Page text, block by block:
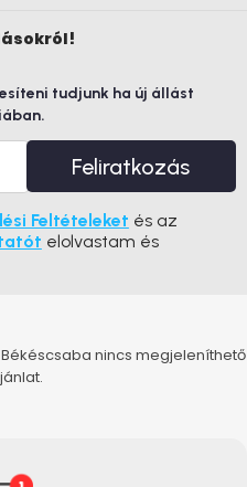
tudjunk ha új állást
Feliratkozás
Feltételeket és az
elolvastam és
nincs megjeleníthető